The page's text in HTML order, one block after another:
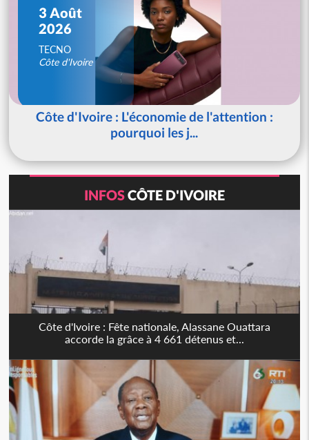
3 Août
2026
TECNO
Côte d'Ivoire
Côte d'Ivoire : L'économie de l'attention :
pourquoi les j...
INFOSCÔTE D'IVOIRE
Côte d'Ivoire : Fête nationale, Alassane Ouattara
accorde la grâce à 4 661 détenus et...